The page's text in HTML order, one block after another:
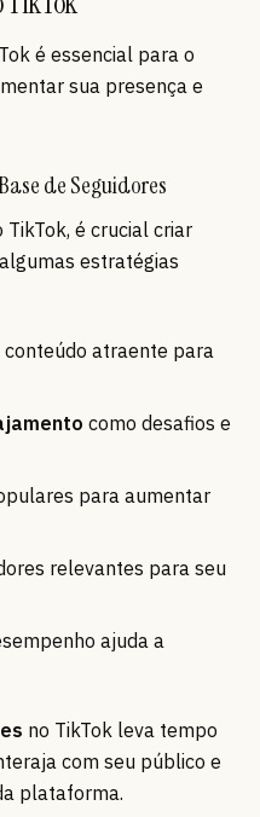
é essencial para o
sua presença e
de Seguidores
TikTok, é crucial criar
estratégias
conteúdo atraente para
como desafios e
para aumentar
relevantes para seu
ajuda a
no TikTok leva tempo
com seu público e
plataforma.